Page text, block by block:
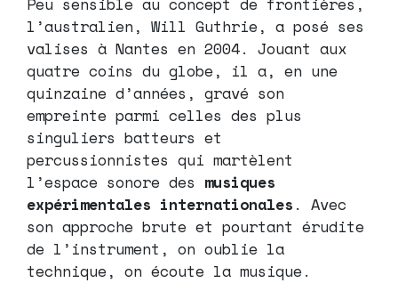
l’australien, Will Guthrie, a posé ses
valises à Nantes en 2004. Jouant aux
quatre coins du globe, il a, en une
quinzaine d’années, gravé son
empreinte parmi celles des plus
singuliers batteurs et
percussionnistes qui martèlent
l’espace sonore des musiques
expérimentales internationales . Avec
son approche brute et pourtant érudite
de l’instrument, on oublie la
technique, on écoute la musique.